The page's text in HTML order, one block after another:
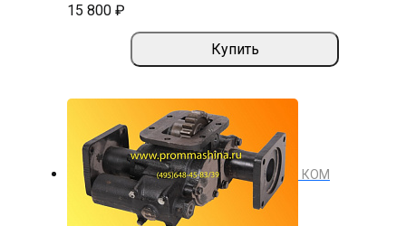
15 800 ₽
Купить
КОМ